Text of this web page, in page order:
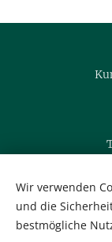
Wir verwenden
und die
bestmögliche